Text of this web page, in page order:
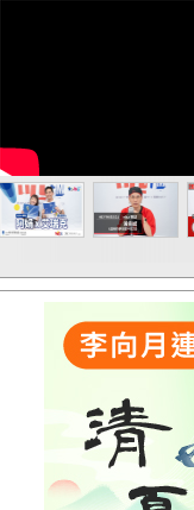
(南部)
HAPPY
【Next】
【HitFm
(宜蘭)
(聯播)活力DJ-阿娟